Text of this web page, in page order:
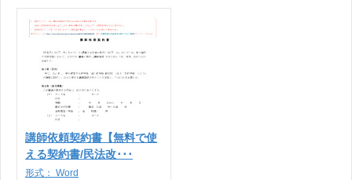
講師依頼契約書【無料で使
える契約書/民法改･･･
形式： Word